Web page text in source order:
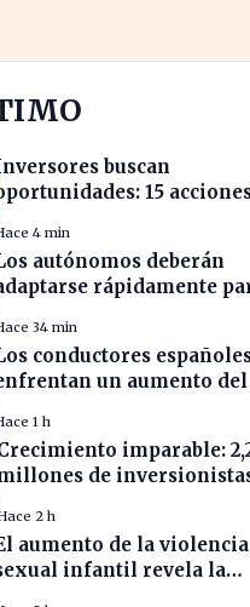
buscan
15
4 min
autónomos deberán
rápidamente
34 min
conductores
un aumento del
marzo
1 h
imparable:
de
$123,7 billones
2 h
aumento de la violencia
infantil revela la